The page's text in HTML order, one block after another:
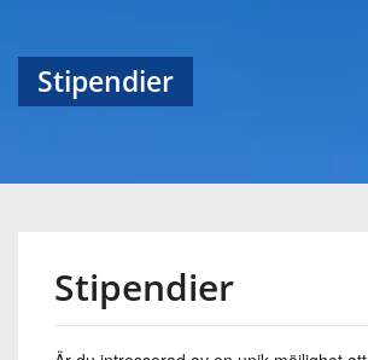
Stipendier
Stipendier